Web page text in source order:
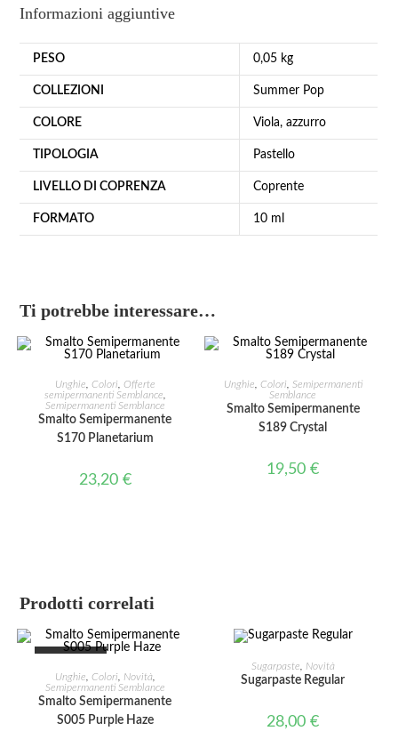
Informazioni aggiuntive
PESO 0,05 kg
COLLEZIONI Summer Pop
COLORE Viola,azzurro
TIPOLOGIA Pastello
LIVELLO DI COPRENZA Coprente
FORMATO 10 ml
Ti potrebbe interessare…
AGGIUNGI AL CARRELLO
Unghie Colori Offerte
semipermanenti Semblance
Semipermanenti Semblance
Smalto Semipermanente
S170 Planetarium
23,20 €
AGGIUNGI AL CARRELLO
Unghie Colori
Semipermanenti
Semblance
Smalto Semipermanente
S189 Crystal
19,50€
Prodotti correlati
LEGGI TUTTO
Unghie Colori Novità,
Semipermanenti Semblance
Smalto Semipermanente
S005 Purple Haze
AGGIUNGI AL CARRELLO
Sugarpaste Novità
Sugarpaste Regular
28,00€